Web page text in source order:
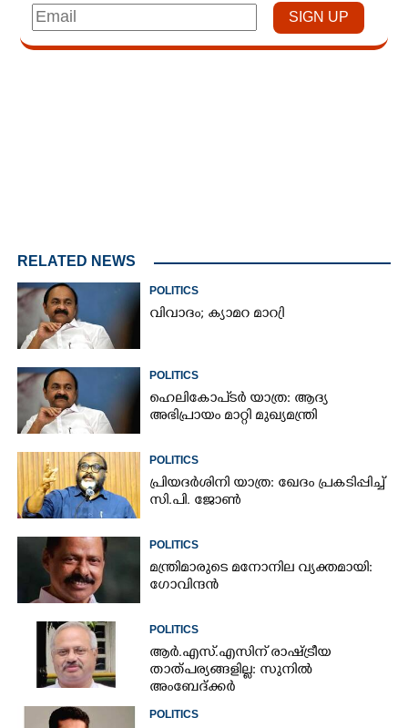
RELATED NEWS
POLITICS
വിവാദം; ക്യാമറ മാറ്രി
POLITICS
ഹെലികോപ്ടർ യാത്ര: ആദ്യ
അഭിപ്രായം മാറ്റി മുഖ്യമന്ത്രി
POLITICS
പ്രിയദർശിനി യാത്ര: ഖേദം പ്രകടിപ്പിച്ച്
സി.പി. ജോൺ
POLITICS
മന്ത്രിമാരുടെ മനോനില വ്യക്തമായി:
ഗോവിന്ദൻ
POLITICS
ആർ.എസ്.എസിന് രാഷ്ട്രീയ
താത്പര്യങ്ങളില്ല: സുനിൽ
അംബേദ്ക്കർ
POLITICS